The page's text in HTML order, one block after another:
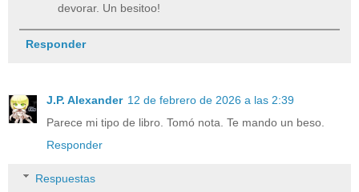
devorar. Un besitoo!
Responder
J.P. Alexander 12 de febrero de 2026 a las 2:39
Parece mi tipo de libro. Tomó nota. Te mando un beso.
Responder
Respuestas